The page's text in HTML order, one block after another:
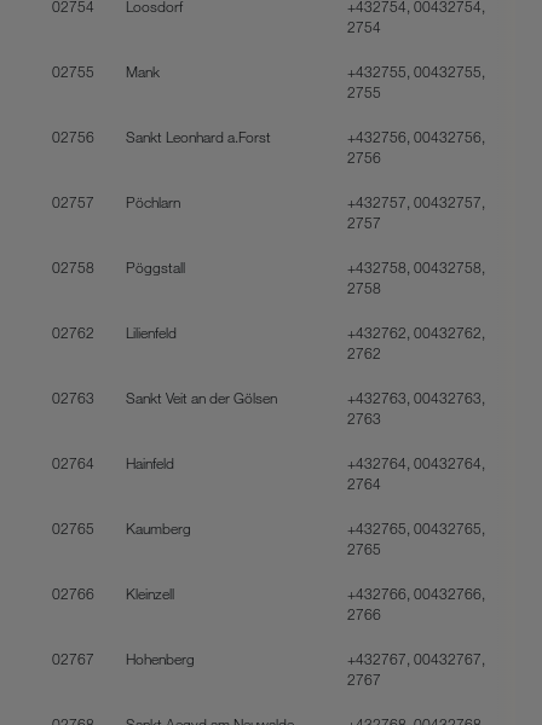
02754 Loosdorf
+432754, 00432754,
2754
02755 Mank
+432755, 00432755,
2755
02756 Sankt Leonhard a.Forst
+432756, 00432756,
2756
02757 Pöchlarn
+432757, 00432757,
2757
02758 Pöggstall
+432758, 00432758,
2758
02762 Lilienfeld
+432762, 00432762,
2762
02763 Sankt Veit an der Gölsen
+432763, 00432763,
2763
02764 Hainfeld
+432764, 00432764,
2764
02765 Kaumberg
+432765, 00432765,
2765
02766 Kleinzell
+432766, 00432766,
2766
02767 Hohenberg
+432767, 00432767,
2767